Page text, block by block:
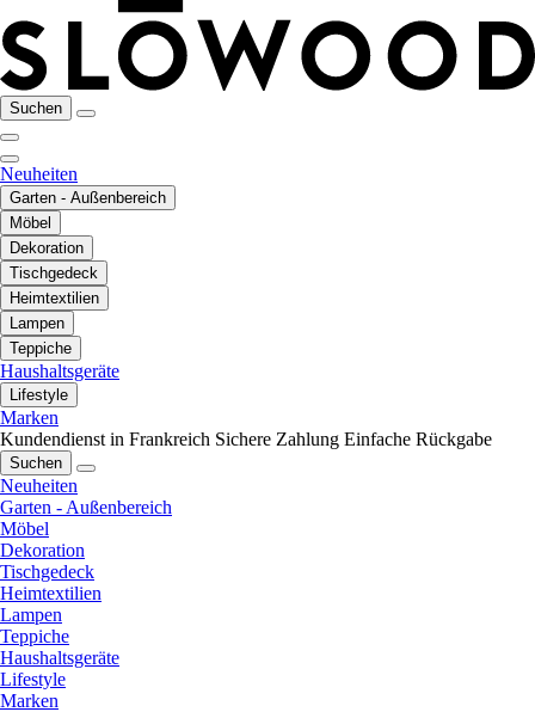
Suchen
Neuheiten
Garten - Außenbereich
Möbel
Dekoration
Tischgedeck
Heimtextilien
Lampen
Teppiche
Haushaltsgeräte
Lifestyle
Marken
Kundendienst in Frankreich Sichere Zahlung Einfache Rückgabe
Suchen
Neuheiten
Garten - Außenbereich
Möbel
Dekoration
Tischgedeck
Heimtextilien
Lampen
Teppiche
Haushaltsgeräte
Lifestyle
Marken